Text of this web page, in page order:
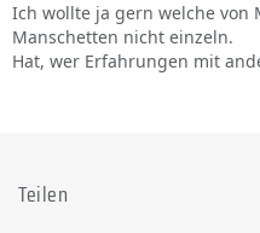
Ich wollte ja gern welche von
Manschetten nicht einzeln.
Hat, wer Erfahrungen mit
Teilen